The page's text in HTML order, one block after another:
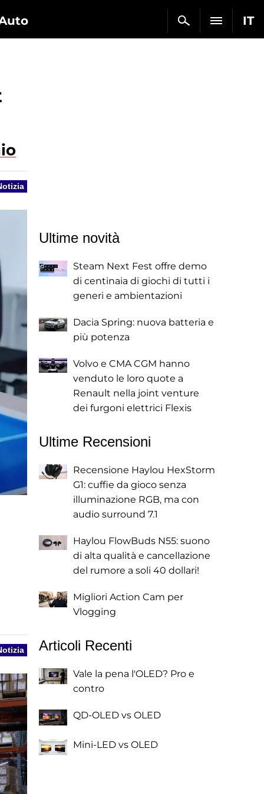
IT
Ultime novità
Steam Next Fest offre demo
di centinaia di giochi di tutti i
generi e ambientazioni
Dacia Spring: nuova batteria e
più potenza
Volvo e CMA CGM hanno
venduto le loro quote a
Renault nella joint venture
dei furgoni elettrici Flexis
Ultime Recensioni
Recensione Haylou HexStorm
G1: cuffie da gioco senza
illuminazione RGB, ma con
audio surround 7.1
Haylou FlowBuds N55: suono
di alta qualità e cancellazione
del rumore a soli 40 dollari!
Migliori Action Cam per
Vlogging
Articoli Recenti
Vale la pena l'OLED? Pro e
contro
QD-OLED vs OLED
Mini-LED vs OLED